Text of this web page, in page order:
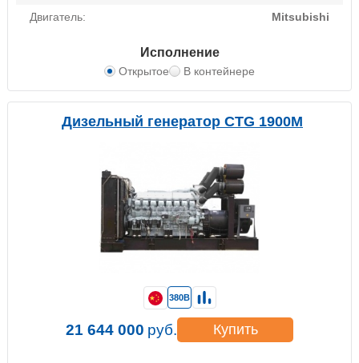
Двигатель:
Mitsubishi
Исполнение
Открытое В контейнере
Дизельный генератор CTG 1900M
380В
21 644 000 руб. Купить